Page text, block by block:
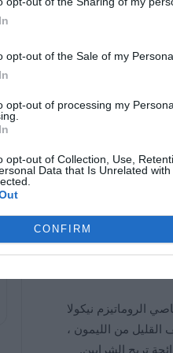
opt-out of the Sale of my
opt-out of processing my
opt-out of Collection, Use,
Data that Is Unrelated
CONFIRM
أو إخفاء الهالات السوداء:
في السوق
ارتفاع ضغط الدم بنسبة 38٪. يشرح اختصاصي الروماتيزم نيكولا
من الليمون ،
تريح الشرايين.